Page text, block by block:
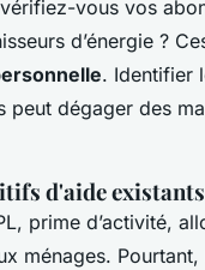
vous vos
d’énergie ?
. Identifier
peut dégager des
d'aide existants
prime d’activité,
ménages.